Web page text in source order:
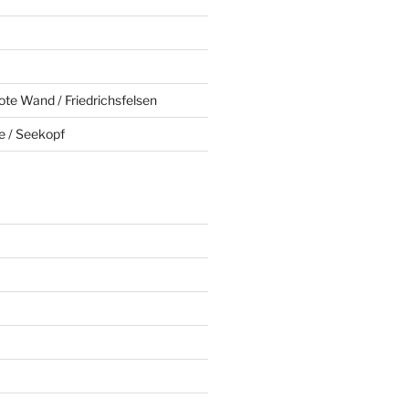
Wand / Friedrichsfelsen
/ Seekopf